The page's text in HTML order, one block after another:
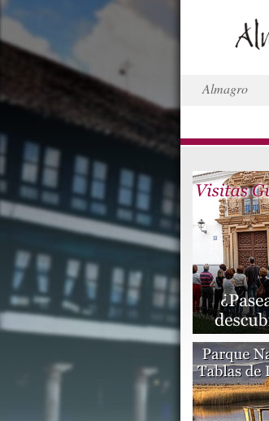
Almagro